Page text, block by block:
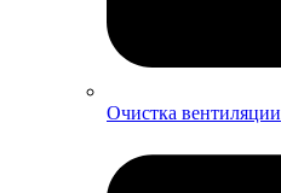
Очистка вентиляции